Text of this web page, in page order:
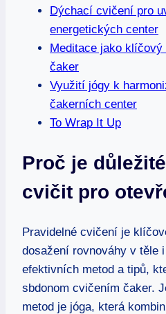
Dýchací cvičení pro
energetických center
Meditace jako
čaker
Využití jógy k
čakerních center
To Wrap It Up
Proč je
cvičit pro
Pravidelné cvičení je
dosažení rovnováhy v těle
efektivních metod a tipů,
sbdonom cvičením čaker.
metod je jóga, která